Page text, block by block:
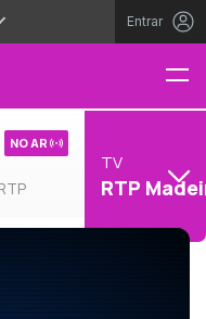
Entrar
NO AR
TV
RTP